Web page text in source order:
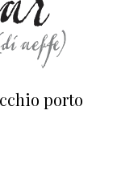
porto